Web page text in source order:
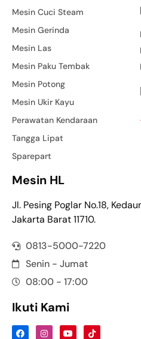
Mesin Cuci Steam
Mesin Gerinda
Mesin Las
Mesin Paku Tembak
Mesin Potong
Mesin Ukir Kayu
Perawatan Kendaraan
Tangga Lipat
Sparepart
Mesin HL
Jl. Pesing Poglar No.18,
Jakarta Barat 11710.
0813-5000-7220
Senin - Jumat
08:00 - 17:00
Ikuti Kami